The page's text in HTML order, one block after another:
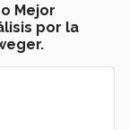
Mejor
por la